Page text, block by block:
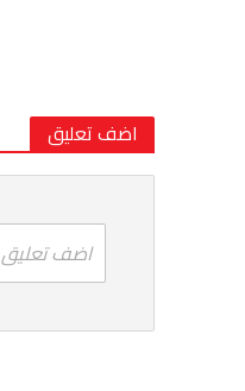
اضف تعليق
اضف تعليق